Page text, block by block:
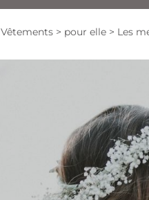
Vêtements > pour elle > Les